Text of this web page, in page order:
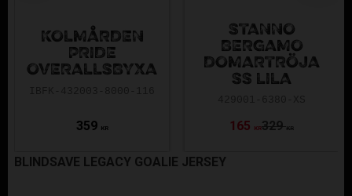
KOLMÅRDEN
PRIDE
OVERALLSBYXA
359 KR
STANNO
BERGAMO
DOMARTRÖJA
SS LILA
165 KR329 KR
BLINDSAVE LEGACY GOALIE JERSEY